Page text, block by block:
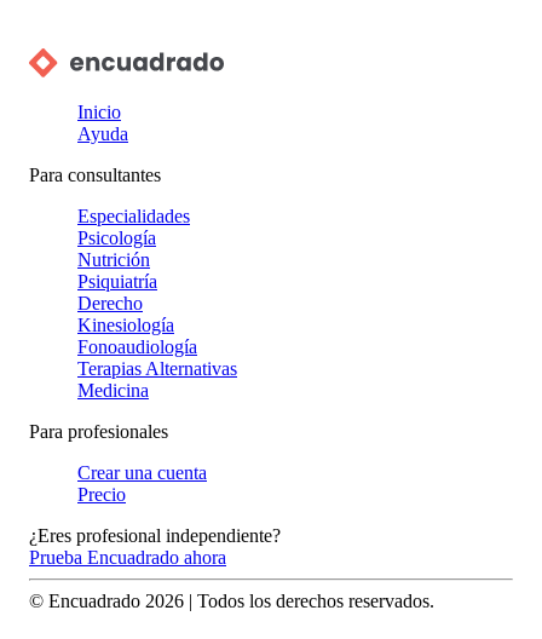
Inicio
Ayuda
Para consultantes
Especialidades
Psicología
Nutrición
Psiquiatría
Derecho
Kinesiología
Fonoaudiología
Terapias Alternativas
Medicina
Para profesionales
Crear una cuenta
Precio
¿Eres profesional independiente?
Prueba Encuadrado ahora
© Encuadrado 2026 | Todos los derechos reservados.